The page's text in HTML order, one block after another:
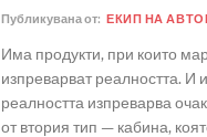
Публикувана от: ЕКИП НА
Има продукти, при които
изпреварват реалността. И
реалността изпреварва
от втория тип — кабина,